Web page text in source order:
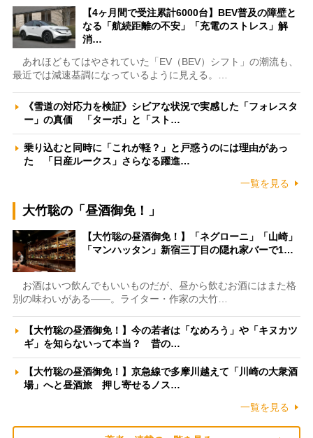
【4ヶ月間で受注累計6000台】BEV普及の障壁と
なる「航続距離の不安」「充電のストレス」解
消…
あれほどもてはやされていた「EV（BEV）シフト」の潮流も、
最近では減速基調になっているように見える。…
《雪道の対応力を検証》シビアな状況で実感した「フォレスタ
ー」の真価 「ターボ」と「スト…
乗り込むと同時に「これが軽？」と戸惑うのには理由があっ
た 「日産ルークス」さらなる躍進…
一覧を見る
大竹聡の「昼酒御免！」
【大竹聡の昼酒御免！】「ネグローニ」「山崎」
「マンハッタン」新宿三丁目の隠れ家バーで1…
お酒はいつ飲んでもいいものだが、昼から飲むお酒にはまた格
別の味わいがある――。ライター・作家の大竹…
【大竹聡の昼酒御免！】今の若者は「なめろう」や「キヌカツ
ギ」を知らないって本当？ 昔の…
【大竹聡の昼酒御免！】京急線で多摩川越えて「川崎の大衆酒
場」へと昼酒旅 押し寄せるノス…
一覧を見る